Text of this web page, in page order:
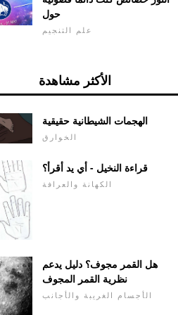
حول
علم التنجيم
الأكثر مشاهدة
الهجمات الشيطانية حقيقية
الخوارق
قراءة النخيل - أي يد أقرأ؟
الكهانة والعرافة
هل القمر مجوف؟ دليل يدعم
نظرية القمر المجوف
الأجسام الغريبة والأجانب